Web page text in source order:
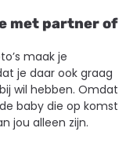
met partner of
maak je
je daar ook graag
wil hebben. Omdat
baby die op komst
jou alleen zijn.